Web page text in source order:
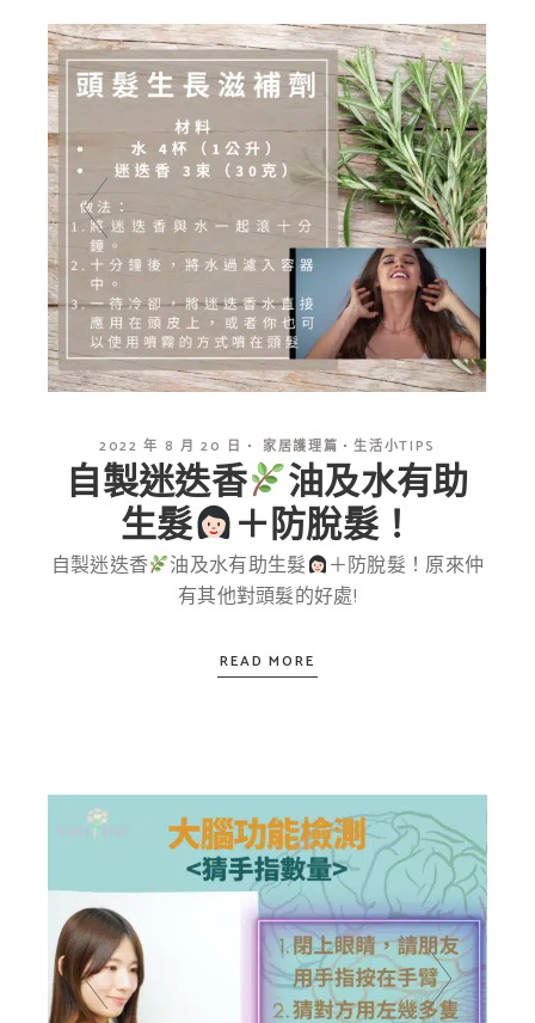
2022 年 8 月 20 日 家居護理篇 生活小TIPS
自製迷迭香
油及水有助
生髮
＋防脫髮！
自製迷迭香 油及水有助生髮
＋防脫髮！原來仲
有其他對頭髮的好處!
READ MORE